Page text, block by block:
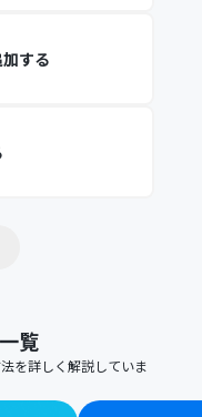
する
覧
を詳しく解説していま